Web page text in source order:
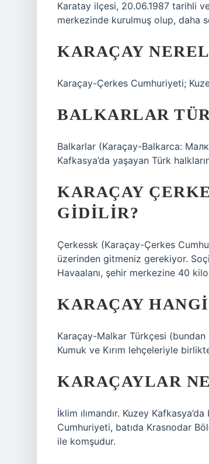
Karatay ilçesi, 20.06.1987 tarihli
merkezinde kurulmuş olup, daha
KARAÇAY
Karaçay-Çerkes Cumhuriyeti;
BALKARLAR
Balkarlar (Karaçay-Balkarca:
Kafkasya’da yaşayan Türk
KARAÇAY
GIDILIR?
Çerkessk (Karaçay-Çerkes
üzerinden gitmeniz gerekiyor.
Havaalanı, şehir merkezine 40
KARAÇAY
Karaçay-Malkar Türkçesi (bundan
Kumuk ve Kırım lehçeleriyle
KARAÇAYLAR
İklim ılımandır. Kuzey
Cumhuriyeti, batıda Krasnodar
ile komşudur.